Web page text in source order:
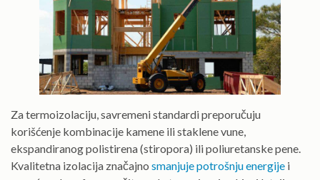
Za termoizolaciju, savremeni standardi preporučuju
korišćenje kombinacije kamene ili staklene vune,
ekspandiranog polistirena (stiropora) ili poliuretanske pene.
Kvalitetna izolacija značajno smanjuje potrošnju energije i